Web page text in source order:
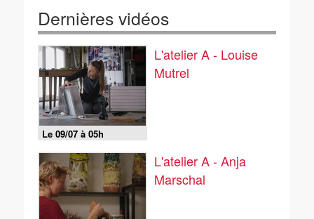
Dernières vidéos
Le 09/07 à 05h
L'atelier A - Louise
Mutrel
L'atelier A - Anja
Marschal